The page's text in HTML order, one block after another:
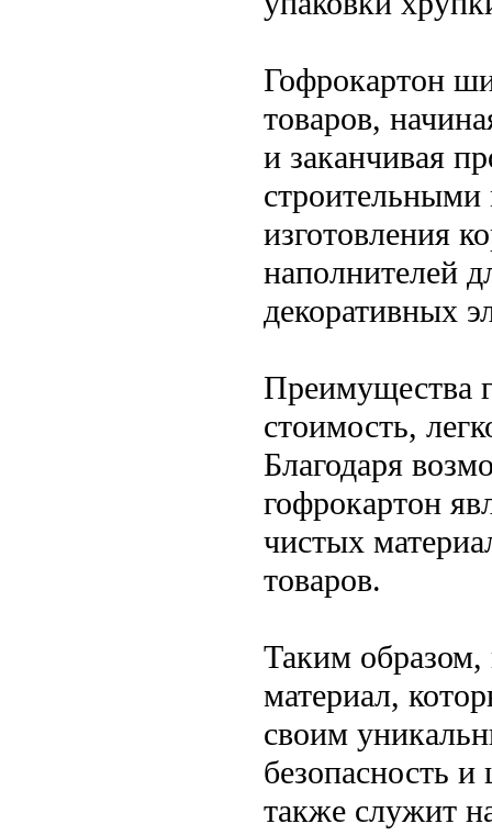
Гофрокартон
товаров,
и заканчивая
строительными
изготовления
наполнителей
декоративных
Преимущества
стоимость,
Благодаря
гофрокартон
чистых
товаров.
Таким образом,
материал,
своим
безопасность
также служит